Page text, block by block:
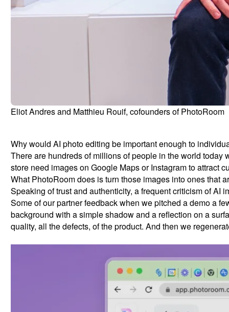
Eliot Andres and Matthieu Rouif, cofounders of PhotoRoom
Why would AI photo editing be important enough to
There are hundreds of millions of people in the world
store need images on Google Maps or Instagram to attract
What PhotoRoom does is turn those images into ones that
Speaking of trust and authenticity, a frequent criticism of AI
Some of our partner feedback when we pitched a demo a
background with a simple shadow and a reflection on a
quality, all the defects, of the product. And then we